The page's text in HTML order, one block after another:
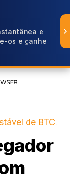
e
os e ganhe
de BTC.